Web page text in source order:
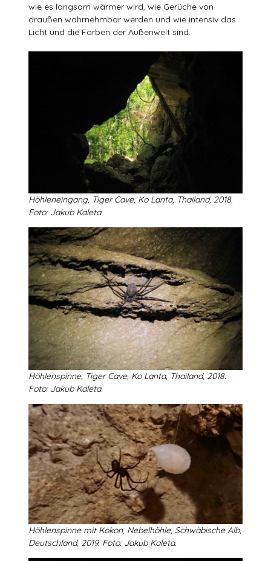
wie es langsam wärmer wird, wie Gerüche von
draußen wahrnehmbar werden und wie intensiv das
Licht und die Farben der Außenwelt sind.
Höhleneingang, Tiger Cave, Ko Lanta, Thailand, 2018.
Foto: Jakub Kaleta.
Höhlenspinne, Tiger Cave, Ko Lanta, Thailand, 2018.
Foto: Jakub Kaleta.
Höhlenspinne mit Kokon, Nebelhöhle, Schwäbische Alb,
Deutschland, 2019. Foto: Jakub Kaleta.